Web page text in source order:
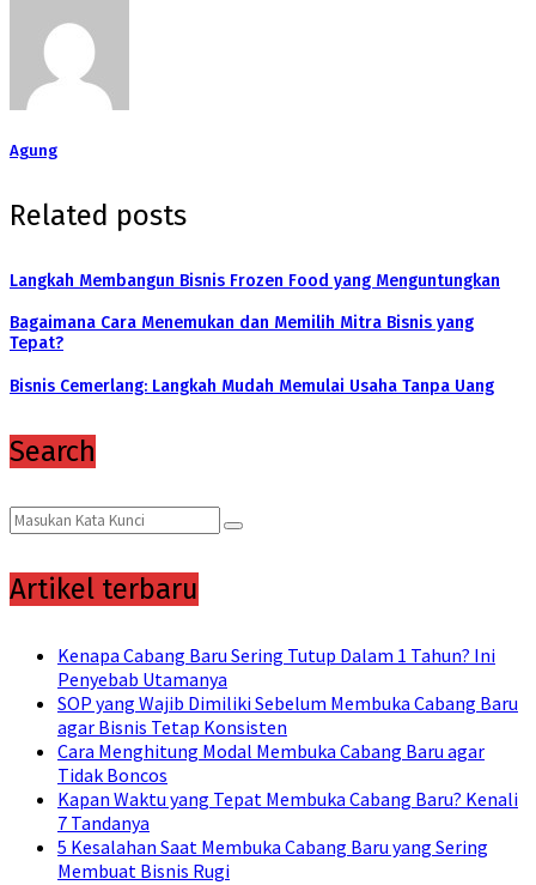
Agung
Related posts
Langkah Membangun Bisnis Frozen Food yang Menguntungkan
Bagaimana Cara Menemukan dan Memilih Mitra Bisnis yang
Tepat?
Bisnis Cemerlang: Langkah Mudah Memulai Usaha Tanpa Uang
Search
Search
for:
Search
Artikel terbaru
Kenapa Cabang Baru Sering Tutup Dalam 1 Tahun? Ini
Penyebab Utamanya
SOP yang Wajib Dimiliki Sebelum Membuka Cabang Baru
agar Bisnis Tetap Konsisten
Cara Menghitung Modal Membuka Cabang Baru agar
Tidak Boncos
Kapan Waktu yang Tepat Membuka Cabang Baru? Kenali
7 Tandanya
5 Kesalahan Saat Membuka Cabang Baru yang Sering
Membuat Bisnis Rugi